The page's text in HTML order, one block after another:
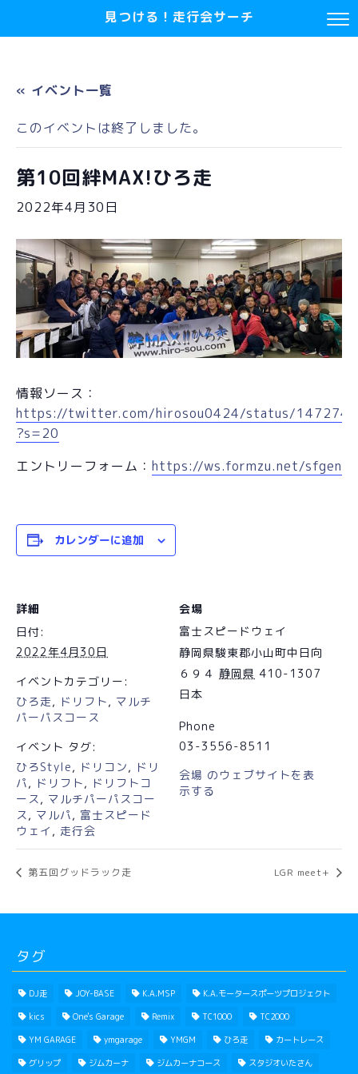
見つける！走行会サーチ
« イベント一覧
このイベントは終了しました。
第10回絆MAX!ひろ走
2022年4月30日
情報ソース：
https://twitter.com/hirosou0424/status/
?s=20
エントリーフォーム： https://ws.formzu.net/sfgen/
カレンダーに追加
詳細
日付:
2022年4月30日
イベントカテゴリー:
ひろ走, ドリフト, マルチ
パーパスコース
イベント タグ:
ひろStyle, ドリコン, ドリ
パ, ドリフト, ドリフトコ
ース, マルチパーパスコー
ス, マルパ, 富士スピード
ウェイ , 走行会
会場
富士スピードウェイ
静岡県駿東郡小山町中日向
６９４ 静岡県 410-1307
日本
Phone
03-3556-8511
会場 のウェブサイトを表
示する
第五回グッドラック走 LGR meet+
タグ
DJ走 JOY-BASE K.A.MSP K.A.モータースポーツプロジェクト
kics One's Garage Remix TC1000 TC2000
YM GARAGE ymgarage YMGM ひろ走 カートレース
グリップ ジムカーナ ジムカーナコース スタジオいたさん